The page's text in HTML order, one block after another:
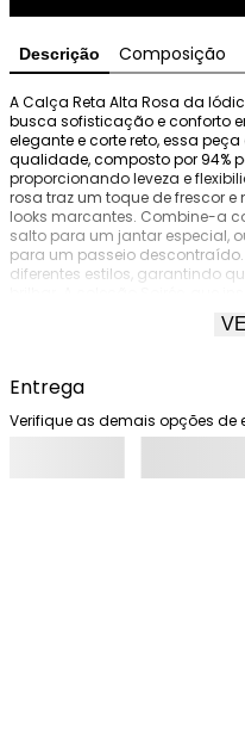
Descrição Composição
A Calça Reta Alta Rosa da
busca sofisticação e conforto
elegante e corte reto, essa
qualidade, composto por 94%
proporcionando leveza e
rosa traz um toque de frescor
looks marcantes. Combine-a
salto para um jantar especial,
para um passeio
diferentes estilos, garantindo
momentos memoráveis, onde
sua feminilidade. Experimente
Entrega
Verifique as demais opções de